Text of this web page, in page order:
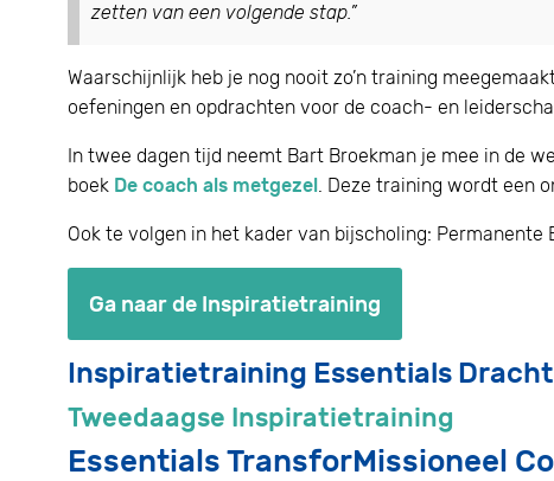
zetten van een volgende stap.”
Waarschijnlijk heb je nog nooit zo’n training
oefeningen en opdrachten voor de coach- en
In twee dagen tijd neemt Bart Broekman je mee in de
boek De coach als metgezel . Deze training wordt een
Ook te volgen in het kader van bijscholing: Permanente
Ga naar de Inspiratietraining
Inspiratietraining Essentials
Tweedaagse Inspiratietraining
Essentials TransforMissioneel